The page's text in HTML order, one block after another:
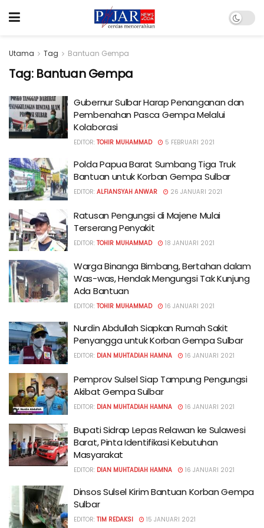
Utama Tag Bantuan Gempa
Tag: Bantuan Gempa
Gubernur Sulbar Harap Penanganan dan
Pembenahan Pasca Gempa Melalui
Kolaborasi
EDITOR: TOHIR MUHAMMAD 5 FEBRUARI 2021
Polda Papua Barat Sumbang Tiga Truk
Bantuan untuk Korban Gempa Sulbar
EDITOR: ALFIANSYAH ANWAR 26 JANUARI 2021
Ratusan Pengungsi di Majene Mulai
Terserang Penyakit
EDITOR: TOHIR MUHAMMAD 18 JANUARI 2021
Warga Binanga Bimbang, Bertahan dalam
Was-was, Hendak Mengungsi Tak Kunjung
Ada Bantuan
EDITOR: TOHIR MUHAMMAD 16 JANUARI 2021
Nurdin Abdullah Siapkan Rumah Sakit
Penyangga untuk Korban Gempa Sulbar
EDITOR: DIAN MUHTADIAH HAMNA 16 JANUARI 2021
Pemprov Sulsel Siap Tampung Pengungsi
Akibat Gempa Sulbar
EDITOR: DIAN MUHTADIAH HAMNA 16 JANUARI 2021
Bupati Sidrap Lepas Relawan ke Sulawesi
Barat, Pinta Identifikasi Kebutuhan
Masyarakat
EDITOR: DIAN MUHTADIAH HAMNA 16 JANUARI 2021
Dinsos Sulsel Kirim Bantuan Korban Gempa
Sulbar
EDITOR: TIM REDAKSI 15 JANUARI 2021